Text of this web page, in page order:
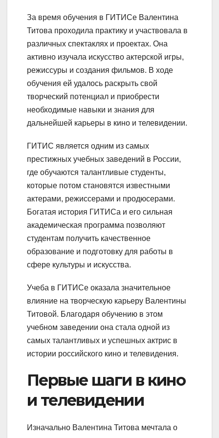
За время обучения в ГИТИСе Валентина
Титова проходила практику и участвовала в
различных спектаклях и проектах. Она
активно изучала искусство актерской игры,
режиссуры и создания фильмов. В ходе
обучения ей удалось раскрыть свой
творческий потенциал и приобрести
необходимые навыки и знания для
дальнейшей карьеры в кино и телевидении.
ГИТИС является одним из самых
престижных учебных заведений в России,
где обучаются талантливые студенты,
которые потом становятся известными
актерами, режиссерами и продюсерами.
Богатая история ГИТИСа и его сильная
академическая программа позволяют
студентам получить качественное
образование и подготовку для работы в
сфере культуры и искусства.
Учеба в ГИТИСе оказала значительное
влияние на творческую карьеру Валентины
Титовой. Благодаря обучению в этом
учебном заведении она стала одной из
самых талантливых и успешных актрис в
истории российского кино и телевидения.
Первые шаги в кино
и телевидении
Изначально Валентина Титова мечтала о